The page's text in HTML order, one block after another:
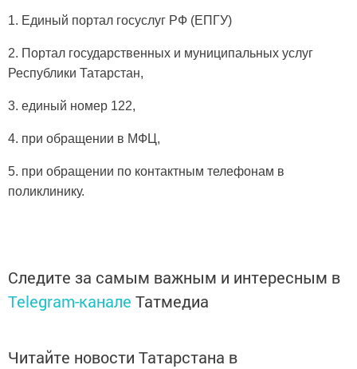
1. Единый портал госуслуг РФ (ЕПГУ)
2. Портал государственных и муниципальных услуг
Республики Татарстан,
3. единый номер 122,
4. при обращении в МФЦ,
5. при обращении по контактным телефонам в
поликлинику.
Следите за самым важным и интересным в
Telegram-канале Татмедиа
Читайте новости Татарстана в